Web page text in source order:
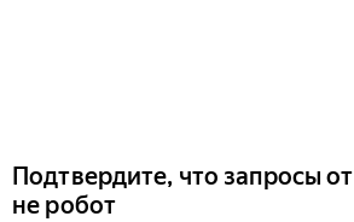
Подтвердите, что запросы
не робот